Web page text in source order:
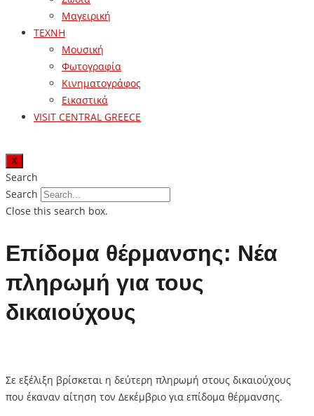
Μαγειρική
ΤΕΧΝΗ
Μουσική
Φωτογραφία
Κινηματογράφος
Εικαστικά
VISIT CENTRAL GREECE
X
Search
Search
Close this search box.
Επίδομα θέρμανσης: Nέα
πληρωμή για τους
δικαιούχους
Σε εξέλιξη βρίσκεται η δεύτερη πληρωμή στους δικαιούχους
που έκαναν αίτηση τον Δεκέμβριο για επίδομα θέρμανσης.